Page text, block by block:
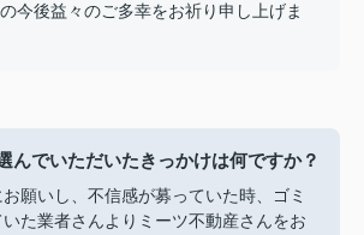
今後益々のご多幸をお祈り申し上げま
んでいただいたきっかけは何ですか？
願いし、不信感が募っていた時、ゴミ
た業者さんよりミーツ不動産さんをお